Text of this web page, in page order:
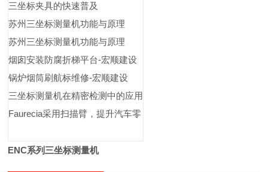
三坐标夹具的快速普及
苏州三坐标测量机功能与原理
苏州三坐标测量机功能与原理
烟囱安装防腐折梯平台-宏顺建设
锅炉烟筒刷航标维修-宏顺建设
三坐标测量机在精密检测中的应用
Faurecia采用扫描臂，提升汽车零
ENC系列三坐标测量机